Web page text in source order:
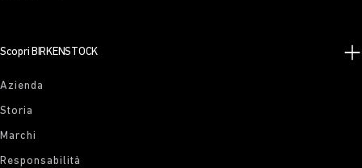
Scopri BIRKENSTOCK
Azienda
Storia
Marchi
Responsabilità